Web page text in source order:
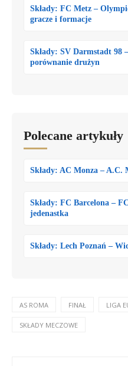
Składy: FC Metz –
gracze i formacje
Składy: SV Darmstadt 98
porównanie drużyn
Polecane artykuły
Składy: AC Monza – A.C.
Składy: FC Barcelona –
jedenastka
Składy: Lech Poznań –
AS ROMA FINAŁ LIGA
SKŁADY MECZOWE